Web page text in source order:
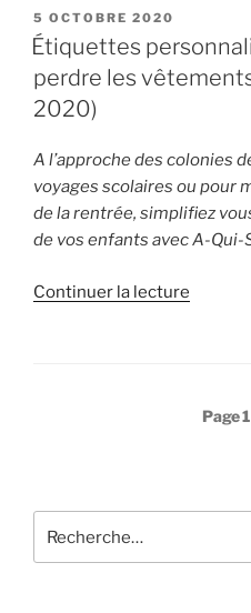
PUBLIÉ
LE
5 OCTOBRE 2020
Étiquettes
perdre les
2020)
A l’approche des colonies
voyages scolaires ou pour
de la rentrée, simplifiez
de vos enfants avec A-Qui-
Continuer la lecture
nePage1
pour